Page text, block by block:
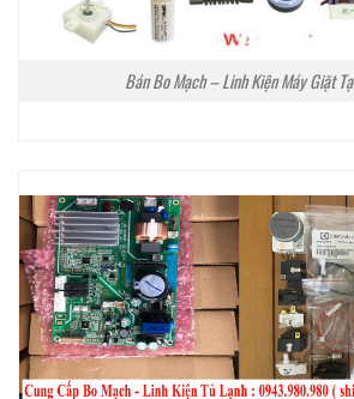
Bán Bo Mạch – Linh Kiện Máy Giặt